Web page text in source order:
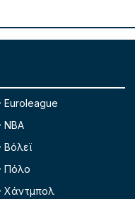
Euroleague
NBA
Βόλεϊ
Πόλο
Χάντμπολ